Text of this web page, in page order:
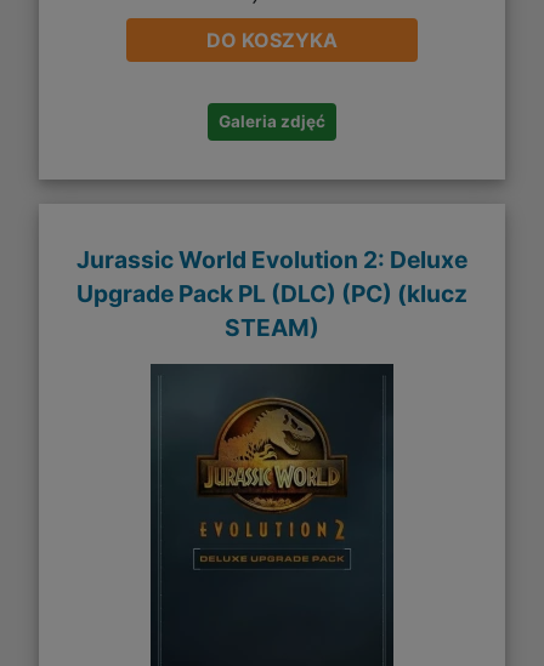
DO KOSZYKA
Galeria zdjęć
Jurassic World Evolution 2: Deluxe
Upgrade Pack PL (DLC) (PC) (klucz
STEAM)